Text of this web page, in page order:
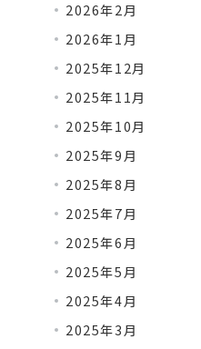
2026年2月
2026年1月
2025年12月
2025年11月
2025年10月
2025年9月
2025年8月
2025年7月
2025年6月
2025年5月
2025年4月
2025年3月